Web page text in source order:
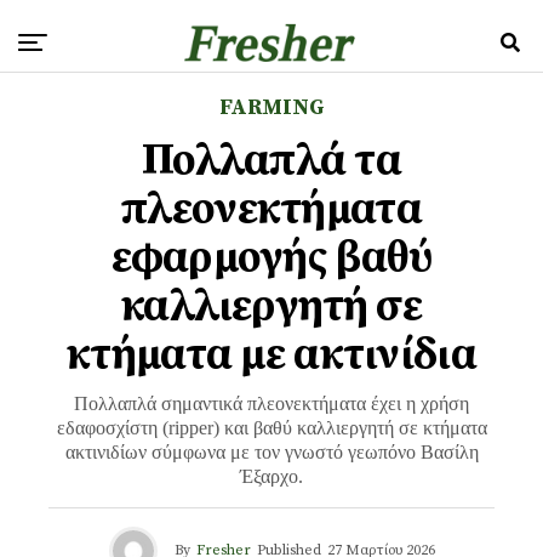
FARMING
Πολλαπλά τα
πλεονεκτήματα
εφαρμογής βαθύ
καλλιεργητή σε
κτήματα με ακτινίδια
Πολλαπλά σημαντικά πλεονεκτήματα έχει η χρήση
εδαφοσχίστη (ripper) και βαθύ καλλιεργητή σε κτήματα
ακτινιδίων σύμφωνα με τον γνωστό γεωπόνο Βασίλη
Έξαρχο.
By Fresher Published 27 Μαρτίου 2026